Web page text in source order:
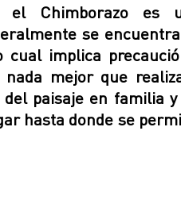
el Chimborazo es
se
cual implica
mejor que
paisaje en familia
hasta donde se